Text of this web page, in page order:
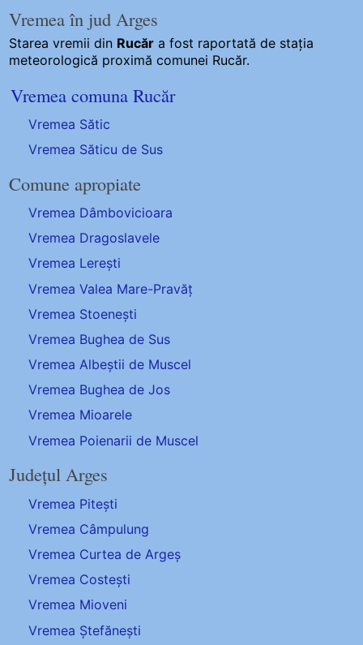
Vremea în jud Arges
Starea vremii din Rucăr a fost raportată de stația
meteorologică proximă comunei Rucăr.
Vremea comuna Rucăr
Vremea Sătic
Vremea Săticu de Sus
Comune apropiate
Vremea Dâmbovicioara
Vremea Dragoslavele
Vremea Lerești
Vremea Valea Mare-Pravăț
Vremea Stoenești
Vremea Bughea de Sus
Vremea Albeștii de Muscel
Vremea Bughea de Jos
Vremea Mioarele
Vremea Poienarii de Muscel
Județul Arges
Vremea Pitești
Vremea Câmpulung
Vremea Curtea de Argeș
Vremea Costești
Vremea Mioveni
Vremea Ștefănești